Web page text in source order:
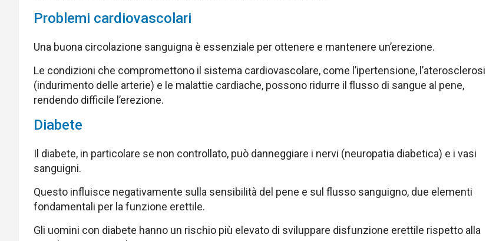
Problemi cardiovascolari
Una buona circolazione sanguigna è essenziale per ottenere e mantenere un’erezione.
Le condizioni che compromettono il sistema cardiovascolare, come l’ipertensione, l’aterosclerosi
(indurimento delle arterie) e le malattie cardiache, possono ridurre il flusso di sangue al pene,
rendendo difficile l’erezione.
Diabete
Il diabete, in particolare se non controllato, può danneggiare i nervi (neuropatia diabetica) e i vasi
sanguigni.
Questo influisce negativamente sulla sensibilità del pene e sul flusso sanguigno, due elementi
fondamentali per la funzione erettile.
Gli uomini con diabete hanno un rischio più elevato di sviluppare disfunzione erettile rispetto alla